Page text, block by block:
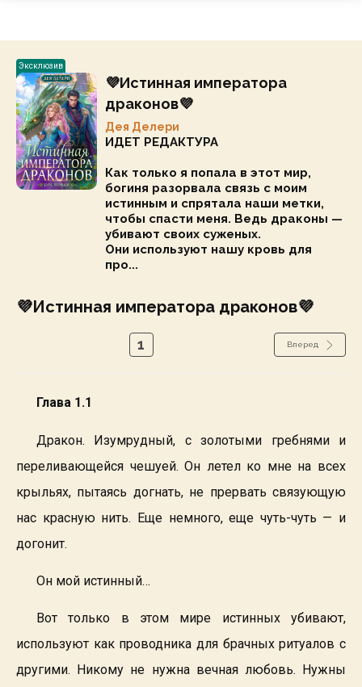
Эксклюзив
💜Истинная императора
драконов💜
Дея Делери
ИДЕТ РЕДАКТУРА
Как только я попала в этот мир,
богиня разорвала связь с моим
истинным и спрятала наши метки,
чтобы спасти меня. Ведь драконы —
убивают своих суженых.
Они используют нашу кровь для
про...
💜Истинная императора драконов💜
1 Вперед
Глава 1.1
Дракон. Изумрудный, с золотыми гребнями и
переливающейся чешуей. Он летел ко мне на всех
крыльях, пытаясь догнать, не прервать связующую
нас красную нить. Еще немного, еще чуть-чуть — и
догонит.
Он мой истинный…
Вот только в этом мире истинных убивают,
используют как проводника для брачных ритуалов с
другими. Никому не нужна вечная любовь. Нужны